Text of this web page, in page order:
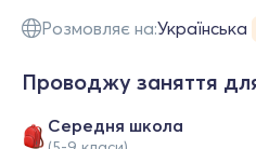
Розмовляє на:Українська
Проводжу заняття
Середня школа